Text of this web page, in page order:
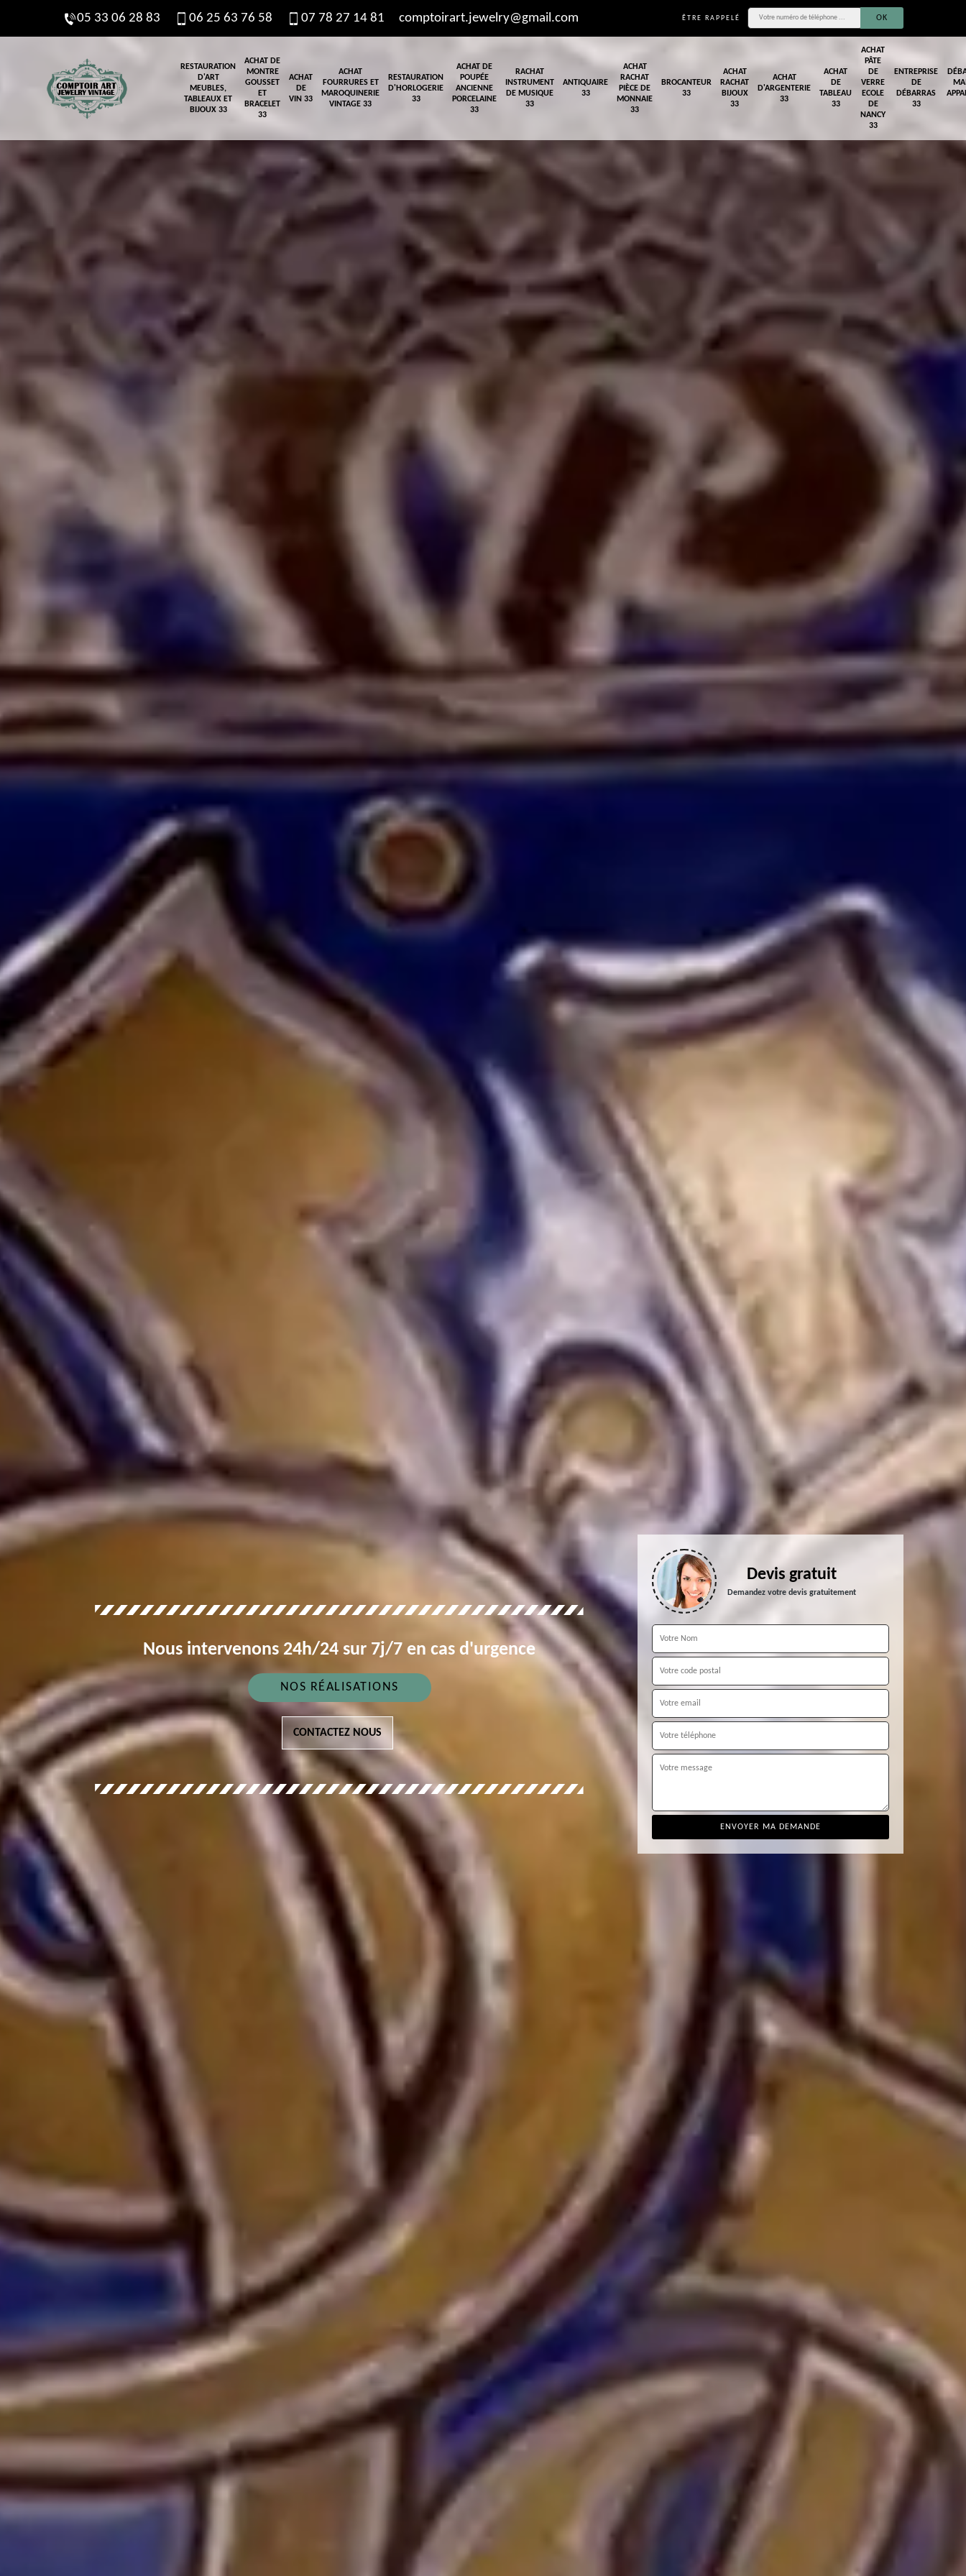
05 33 06 28 83 06 25 63 76 58 07 78 27 14 81 comptoirart.jewelry@gmail.com ÊTRE RAPPELÉ
RESTAURATION
D'ART
MEUBLES,
TABLEAUX ET
BIJOUX 33
ACHAT DE
MONTRE
GOUSSET
ET
BRACELET
33
ACHAT
DE
VIN 33
ACHAT
FOURRURES ET
MAROQUINERIE
VINTAGE 33
RESTAURATION
D'HORLOGERIE
33
ACHAT DE
POUPÉE
ANCIENNE
PORCELAINE
33
RACHAT
INSTRUMENT
DE MUSIQUE
33
ANTIQUAIRE
33
ACHAT
RACHAT
PIÈCE DE
MONNAIE
33
BROCANTEUR
33
ACHAT
RACHAT
BIJOUX
33
ACHAT
D'ARGENTERIE
33
ACHAT
DE
TABLEAU
33
ACHAT
PÂTE
DE
VERRE
ECOLE
DE
NANCY
33
ENTREPRISE
DE
DÉBARRAS
33
Nous intervenons 24h/24 sur 7j/7 en cas d'urgence
NOS RÉALISATIONS
CONTACTEZ NOUS
Devis gratuit
Demandez votre devis gratuitement